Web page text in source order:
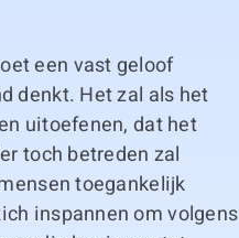
een vast geloof
denkt. Het zal als het
uitoefenen, dat het
toch betreden zal
toegankelijk
inspannen om volgens